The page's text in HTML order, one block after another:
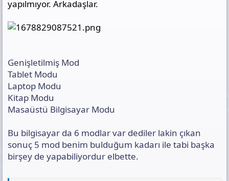
yapılmıyor. Arkadaşlar.
Genişletilmiş Mod
Tablet Modu
Laptop Modu
Kitap Modu
Masaüstü Bilgisayar Modu
Bu bilgisayar da 6 modlar var dediler lakin çıkan
sonuç 5 mod benim bulduğum kadarı ile tabi başka
birşey de yapabiliyordur elbette.